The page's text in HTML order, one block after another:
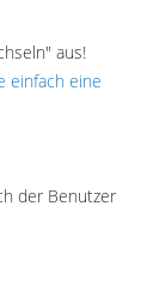
aus!
einfach eine
der Benutzer